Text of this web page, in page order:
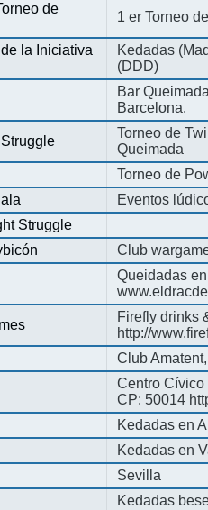
de
1 er Torneo
la Iniciativa
Kedadas
(DDD)
Bar
Barcelona.
Torneo de
Queimada
Torneo de
Eventos
Struggle
Club
Queidadas
Firefly drinks
http://
Club
Centro Cívico
CP: 50014
Kedadas en
Kedadas en
Sevilla
Kedadas